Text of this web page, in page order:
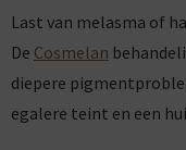
Last van melasma of
De Cosmelan
diepere
egalere teint en een